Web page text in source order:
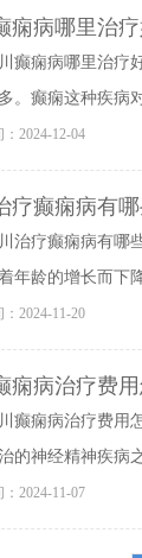
痫病哪里治
癫痫病哪里治疗
。癫痫这种疾病
2024-12-04
疗癫痫病有
治疗癫痫病有哪
年龄的增长而下
2024-11-20
痫病治疗费
癫痫病治疗费用
的神经精神疾病
2024-11-07